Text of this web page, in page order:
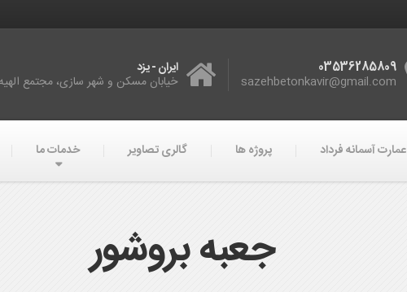
03536285809
sazehbetonkavir@gmail.com
ایران - یزد
خیابان مسکن و شهر سازی، مجتمع
عمارت آسمانه فرداد پروژه ها گالری تصاویر خدمات ما
جعبه بروشور